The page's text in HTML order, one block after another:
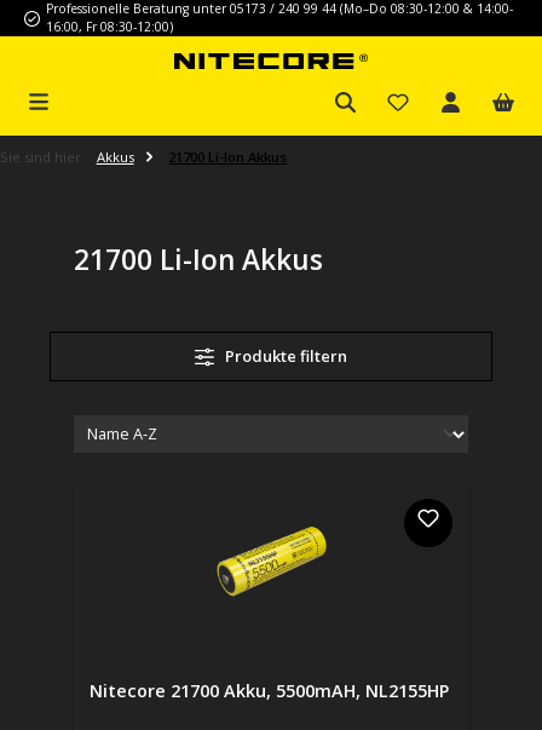
Zum Hauptinhalt springen
Professionelle Beratung unter 05173 / 240 99 44 (Mo–Do 08:30-12:00 & 14:00-
16:00, Fr 08:30-12:00)
Sie sind hier: Akkus 21700 Li-Ion Akkus
21700 Li-Ion Akkus
Produkte filtern
Nitecore 21700 Akku, 5500mAH, NL2155HP